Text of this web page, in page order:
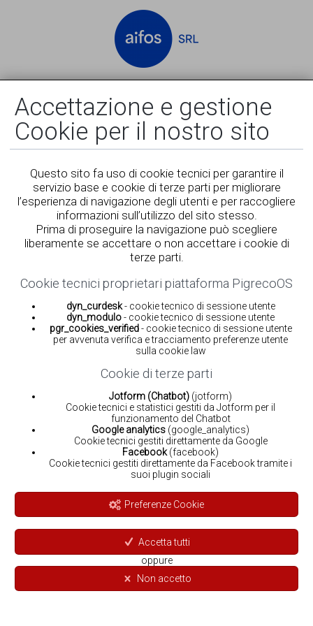
Accettazione e gestione
Cookie per il nostro sito
Questo sito fa uso di cookie tecnici per garantire il
servizio base e cookie di terze parti per migliorare
l’esperienza di navigazione degli utenti e per raccogliere
informazioni sull’utilizzo del sito stesso.
Prima di proseguire la navigazione può scegliere
liberamente se accettare o non accettare i cookie di
terze parti.
Cookie tecnici proprietari piattaforma PigrecoOS
dyn_curdesk- cookie tecnico di sessione utente
dyn_modulo- cookie tecnico di sessione utente
pgr_cookies_verified- cookie tecnico di sessione utente
per avvenuta verifica e tracciamento preferenze utente
sulla cookie law
Cookie di terze parti
Jotform (Chatbot) (jotform)
Cookie tecnici e statistici gestiti da Jotform per il
funzionamento del Chatbot
Google analytics (google_analytics)
Cookie tecnici gestiti direttamente da Google
Facebook(facebook)
Cookie tecnici gestiti direttamente da Facebook tramite i
suoi plugin sociali
Preferenze Cookie
Accetta tutti
oppure
Non accetto